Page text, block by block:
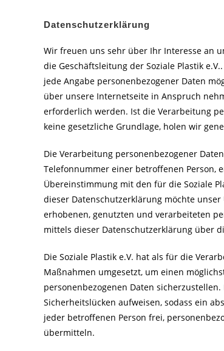
Datenschutzerklärung
Wir freuen uns sehr über Ihr Interesse an
die Geschäftsleitung der Soziale Plastik
jede Angabe personenbezogener Daten
über unsere Internetseite in Anspruch
erforderlich werden. Ist die Verarbeitung
keine gesetzliche Grundlage, holen wir
Die Verarbeitung personenbezogener
Telefonnummer einer betroffenen Person,
Übereinstimmung mit den für die Soziale
dieser Datenschutzerklärung möchte
erhobenen, genutzten und verarbeiteten
mittels dieser Datenschutzerklärung über
Die Soziale Plastik e.V. hat als für die
Maßnahmen umgesetzt, um einen
personenbezogenen Daten
Sicherheitslücken aufweisen, sodass ein
jeder betroffenen Person frei,
übermitteln.